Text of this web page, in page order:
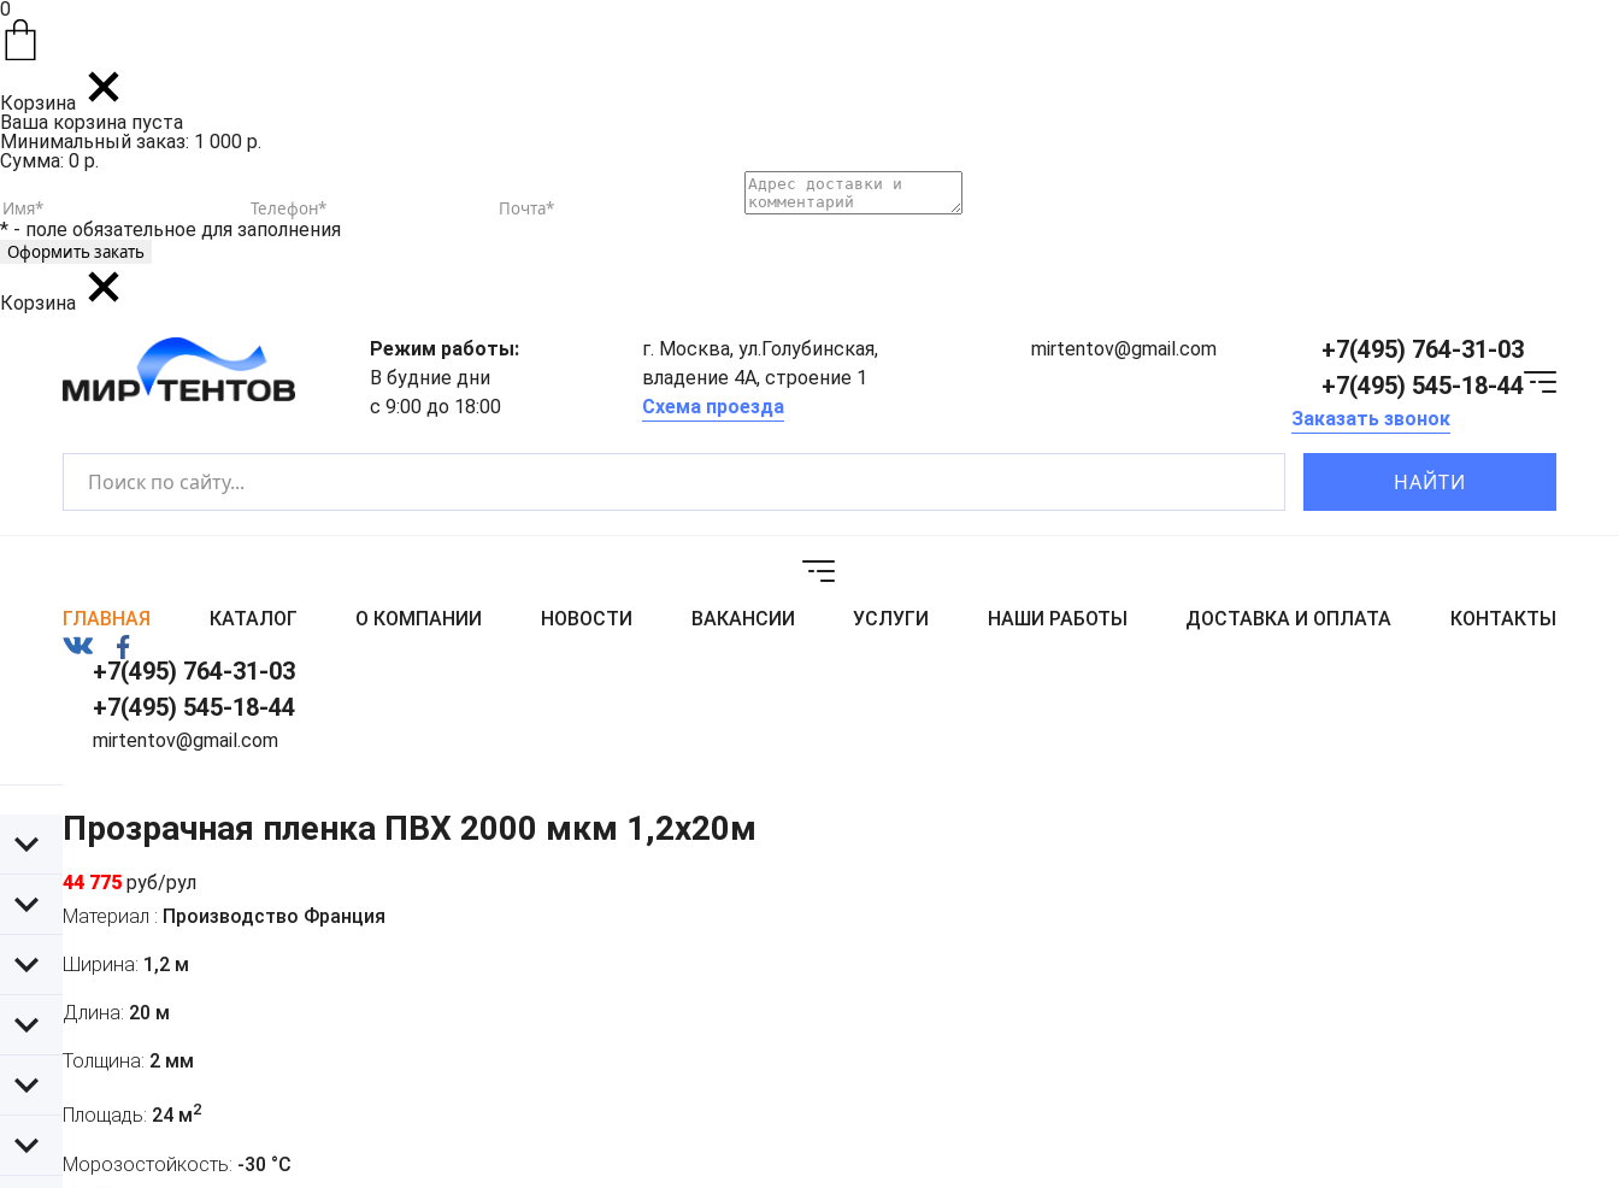
0
Корзина
Ваша корзина пуста
Минимальный заказ: 1 000 р.
Сумма: 0 р.
* - поле обязательное для заполнения
Корзина
Режим работы:
В будние дни
с 9:00 до 18:00
г. Москва, ул.Голубинская,
владение 4А, строение 1
Схема проезда
mirtentov@gmail.com
+7(495) 764-31-03
+7(495) 545-18-44
Заказать звонок
НАЙТИ
ГЛАВНАЯ КАТАЛОГ О КОМПАНИИ НОВОСТИ ВАКАНСИИ УСЛУГИ НАШИ РАБОТЫ ДОСТАВКА И ОПЛАТА КОНТАКТЫ
+7(495) 764-31-03
+7(495) 545-18-44
mirtentov@gmail.com
Прозрачная пленка ПВХ 2000 мкм 1,2x20м
44 775 руб/рул
Материал : Производство Франция
Ширина: 1,2 м
Длина: 20 м
Толщина: 2 мм
Площадь: 24 м2
Морозостойкость: -30 °С